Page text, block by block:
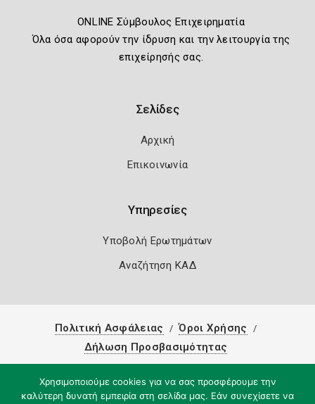
ONLINE Σύμβουλος Επιχειρηματία
Όλα όσα αφορούν την ίδρυση και την λειτουργία της
επιχείρησής σας.
Σελίδες
Αρχική
Επικοινωνία
Υπηρεσίες
Υποβολή Ερωτημάτων
Αναζήτηση ΚΑΔ
Πολιτική Ασφάλειας
Όροι Χρήσης
Δήλωση Προσβασιμότητας
Χρησιμοποιούμε cookies για να σας προσφέρουμε την
καλύτερη δυνατή εμπειρία στη σελίδα μας. Εάν συνεχίσετε να